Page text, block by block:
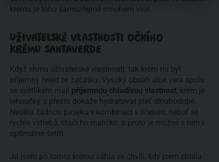
krému je toho samozřejmě mnohem více.
UŽIVATELSKÉ VLASTNOSTI OČNÍHO
KRÉMU SANTAVERDE
Když shrnu uživatelské vlastnosti, tak krém mi byl
příjemný hned ze začátku. Vysoký obsah aloe vera spolu
se světlíkem mají příjemnou chladivou vlastnost, krém je
lehoučký a přesto dokáže hydratovat pleť dlouhodobě.
Nedělá žádnou paseku v kombinaci s líčením, neboť se
rychle vstřebá, stačí ho maličko, a proto je možné s ním i
optimálně šetřit.
Já jsem po tomto krému sáhla ve chvíli, kdy jsem chtěla